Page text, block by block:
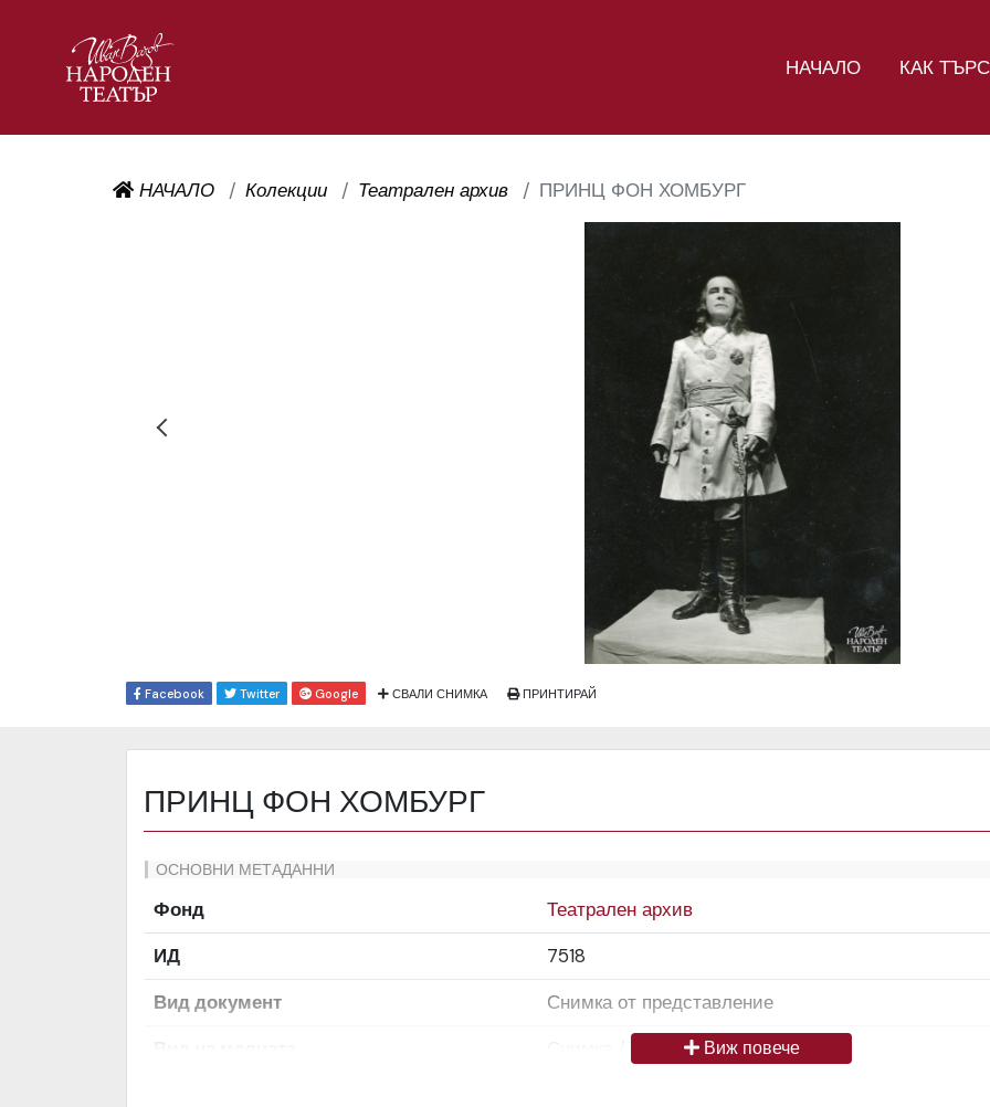
НАЧАЛО КАК
НАЧАЛО Колекции Театрален архив ПРИНЦ ФОН ХОМБУРГ
Facebook Twitter Google СВАЛИ СНИМКА ПРИНТИРАЙ
ПРИНЦ ФОН ХОМБУРГ
ОСНОВНИ МЕТАДАННИ
Фонд
Театрален архив
ИД
7518
Вид документ
Снимка от представление
Снимка / изображениеВиж повече